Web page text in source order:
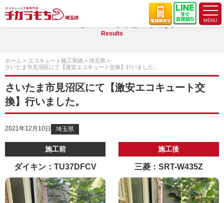
エコキュート施工実績
Results
ホーム エコキュート施工実績
埼玉県
さいたま市見沼区にて【激安エコキュート交換】行いました。
さいたま市見沼区にて【激安エコキュート交
換】行いました。
2021年12月10日 埼玉県
施工前
ダイキン：TU37DFCV
施工後
三菱：SRT-W435Z